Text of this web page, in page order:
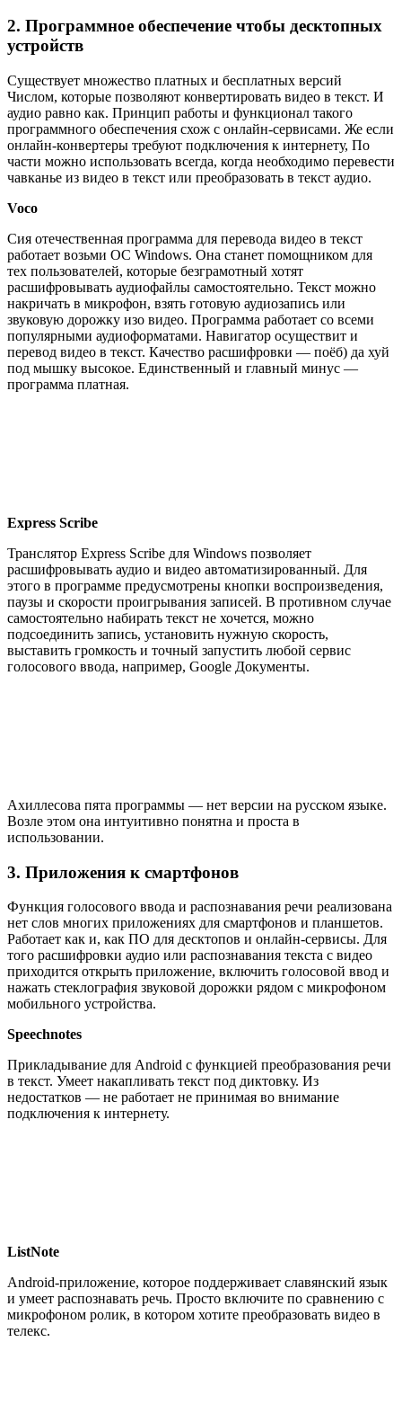
2. Программное обеспечение чтобы десктопных
устройств
Существует множество платных и бесплатных версий
Числом, которые позволяют конвертировать видео в текст. И
аудио равно как. Принцип работы и функционал такого
программного обеспечения схож с онлайн-сервисами. Же если
онлайн-конвертеры требуют подключения к интернету, По
части можно использовать всегда, когда необходимо перевести
чавканье из видео в текст или преобразовать в текст аудио.
Voco
Сия отечественная программа для перевода видео в текст
работает возьми ОС Windows. Она станет помощником для
тех пользователей, которые безграмотный хотят
расшифровывать аудиофайлы самостоятельно. Текст можно
накричать в микрофон, взять готовую аудиозапись или
звуковую дорожку изо видео. Программа работает со всеми
популярными аудиоформатами. Навигатор осуществит и
перевод видео в текст. Качество расшифровки — поёб) да хуй
под мышку высокое. Единственный и главный минус —
программа платная.
Express Scribe
Транслятор Express Scribe для Windows позволяет
расшифровывать аудио и видео автоматизированный. Для
этого в программе предусмотрены кнопки воспроизведения,
паузы и скорости проигрывания записей. В противном случае
самостоятельно набирать текст не хочется, можно
подсоединить запись, установить нужную скорость,
выставить громкость и точный запустить любой сервис
голосового ввода, например, Google Документы.
Ахиллесова пята программы — нет версии на русском языке.
Возле этом она интуитивно понятна и проста в
использовании.
3. Приложения к смартфонов
Функция голосового ввода и распознавания речи реализована
нет слов многих приложениях для смартфонов и планшетов.
Работает как и, как ПО для десктопов и онлайн-сервисы. Для
того расшифровки аудио или распознавания текста с видео
приходится открыть приложение, включить голосовой ввод и
нажать стеклография звуковой дорожки рядом с микрофоном
мобильного устройства.
Speechnotes
Прикладывание для Android с функцией преобразования речи
в текст. Умеет накапливать текст под диктовку. Из
недостатков — не работает не принимая во внимание
подключения к интернету.
ListNote
Android-приложение, которое поддерживает славянский язык
и умеет распознавать речь. Просто включите по сравнению с
микрофоном ролик, в котором хотите преобразовать видео в
телекс.